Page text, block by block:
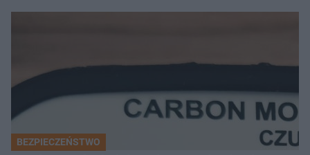
BEZPIECZEŃSTWO